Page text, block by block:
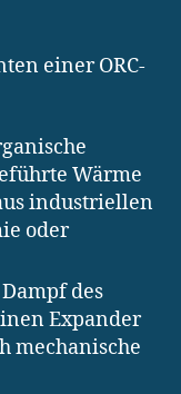
einer ORC-
Wärme
industriellen
oder
des
Expander
mechanische